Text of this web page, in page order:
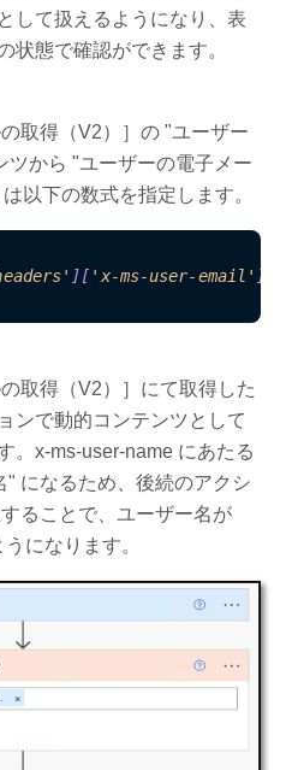
して扱えるようになり、表
状態で確認ができます。
取得（V2）］の "ユーザー
ツから "ユーザーの電子メー
以下の数式を指定します。
][ 'x-ms-user-email' ]
取得（V2）］にて取得した
ンで動的コンテンツとして
。x-ms-user-name にあたる
になるため、後続のアクシ
ることで、ユーザー名が
になります。